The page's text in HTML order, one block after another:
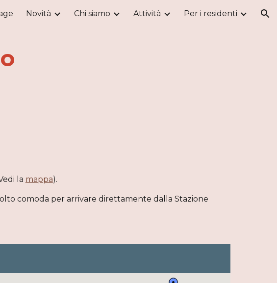
Skip to navigation
Novità Chi siamo Attività Per i residenti
la mappa).
comoda per arrivare direttamente dalla Stazione